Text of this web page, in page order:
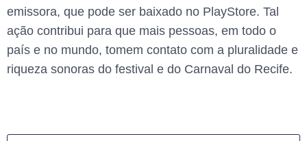
emissora, que pode ser baixado no PlayStore. Tal
ação contribui para que mais pessoas, em todo o
país e no mundo, tomem contato com a pluralidade e
riqueza sonoras do festival e do Carnaval do Recife.